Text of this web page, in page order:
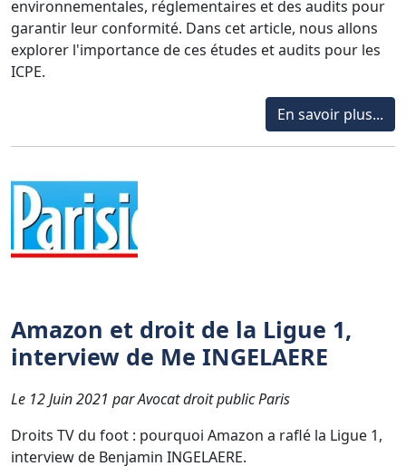
environnementales, réglementaires et des audits pour
garantir leur conformité. Dans cet article, nous allons
explorer l'importance de ces études et audits pour les
ICPE.
En savoir plus...
Amazon et droit de la Ligue 1,
interview de Me INGELAERE
Le 12 Juin 2021 par Avocat droit public Paris
Droits TV du foot : pourquoi Amazon a raflé la Ligue 1,
interview de Benjamin INGELAERE.